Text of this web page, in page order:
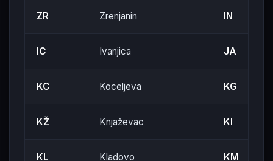
ZR Zrenjanin IN
IC Ivanjica JA
KC Koceljeva KG
KŽ Knjaževac KI
KL Kladovo KM